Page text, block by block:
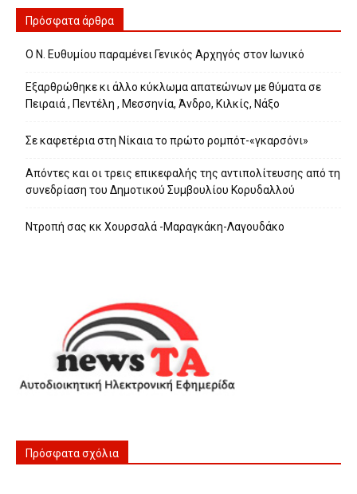
Πρόσφατα άρθρα
Ο Ν. Ευθυμίου παραμένει Γενικός Αρχηγός στον Ιωνικό
Εξαρθρώθηκε κι άλλο κύκλωμα απατεώνων με θύματα σε
Πειραιά , Πεντέλη , Μεσσηνία, Άνδρο, Κιλκίς, Νάξο
Σε καφετέρια στη Νίκαια το πρώτο ρομπότ-«γκαρσόνι»
Απόντες και οι τρεις επικεφαλής της αντιπολίτευσης από τη
συνεδρίαση του Δημοτικού Συμβουλίου Κορυδαλλού
Ντροπή σας κκ Χουρσαλά -Μαραγκάκη-Λαγουδάκο
Πρόσφατα σχόλια